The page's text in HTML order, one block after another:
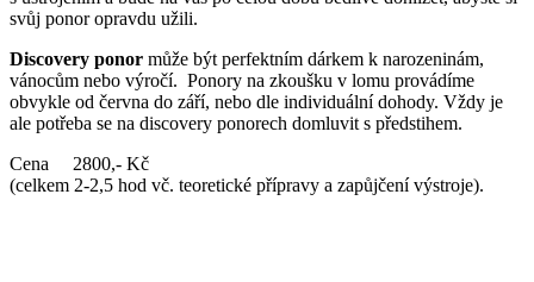
svůj ponor opravdu užili.
Discovery ponor může být perfektním dárkem k narozeninám,
vánocům nebo výročí. Ponory na zkoušku v lomu provádíme
obvykle od června do září, nebo dle individuální dohody. Vždy je
ale potřeba se na discovery ponorech domluvit s předstihem.
Cena 2800,- Kč
(celkem 2-2,5 hod vč. teoretické přípravy a zapůjčení výstroje).